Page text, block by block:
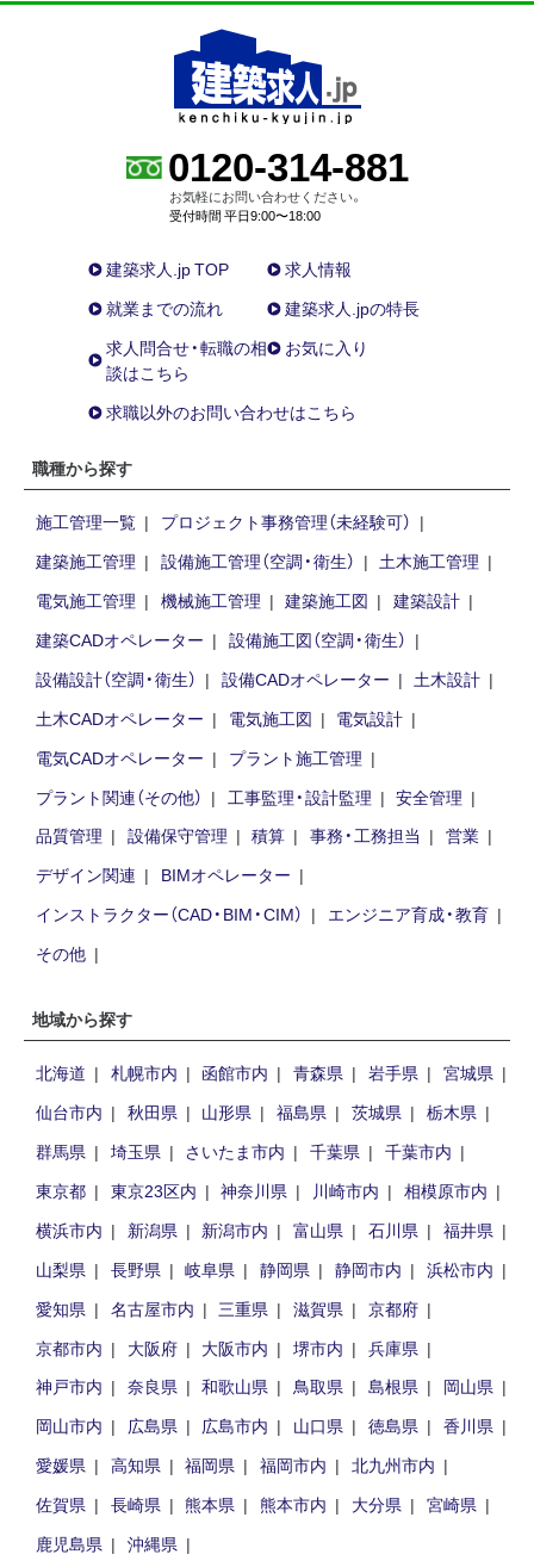
0120-314-881
お気軽にお問い合わせください。
受付時間 平日9:00〜18:00
建築求人.jp TOP
求人情報
就業までの流れ
建築求人.jpの特長
求人問合せ・転職の相
談はこちら
お気に入り
求職以外のお問い合わせはこちら
職種から探す
施工管理一覧
プロジェクト事務管理（未経験可）
建築施工管理
設備施工管理（空調・衛生）
土木施工管理
電気施工管理
機械施工管理 建築施工図
建築設計
建築CADオペレーター
設備施工図（空調・衛生）
設備設計（空調・衛生）
設備CADオペレーター
土木設計
土木CADオペレーター
電気施工図
電気設計
電気CADオペレーター
プラント施工管理
プラント関連（その他）
工事監理・設計監理
安全管理
品質管理
設備保守管理 積算 事務・工務担当
営業
デザイン関連
BIMオペレーター
インストラクター（CAD・BIM・CIM）
エンジニア育成・教育
その他
地域から探す
北海道 札幌市内 函館市内 青森県 岩手県
宮城県
仙台市内
秋田県 山形県 福島県 茨城県
栃木県
群馬県
埼玉県 さいたま市内 千葉県
千葉市内
東京都
東京23区内 神奈川県 川崎市内
相模原市内
横浜市内
新潟県 新潟市内 富山県 石川県
福井県
山梨県
長野県 岐阜県 静岡県 静岡市内
浜松市内
愛知県
名古屋市内 三重県 滋賀県
京都府
京都市内
大阪府 大阪市内 堺市内
兵庫県
神戸市内
奈良県 和歌山県 鳥取県 島根県
岡山県
岡山市内
広島県 広島市内 山口県 徳島県
香川県
愛媛県
高知県 福岡県 福岡市内
北九州市内
佐賀県
長崎県 熊本県 熊本市内 大分県
宮崎県
鹿児島県
沖縄県